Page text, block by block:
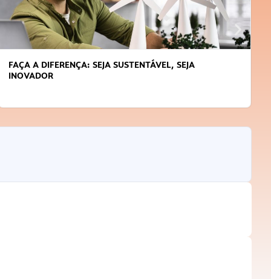
FAÇA A DIFERENÇA: SEJA SUSTENTÁVEL, SEJA
INOVADOR